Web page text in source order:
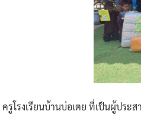
รงเรียนบ้านบ่อเตย ที่เป็นผู้ประ